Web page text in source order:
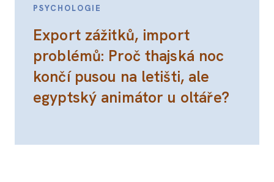
PSYCHOLOGIE
Export zážitků, import
problémů: Proč thajská noc
končí pusou na letišti, ale
egyptský animátor u oltáře?